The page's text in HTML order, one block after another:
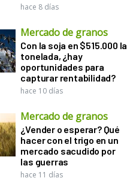
hace 8 días
Mercado de granos
Con la soja en $515.000 la
tonelada, ¿hay
oportunidades para
capturar rentabilidad?
hace 10 días
Mercado de granos
¿Vender o esperar? Qué
hacer con el trigo en un
mercado sacudido por
las guerras
hace 11 días